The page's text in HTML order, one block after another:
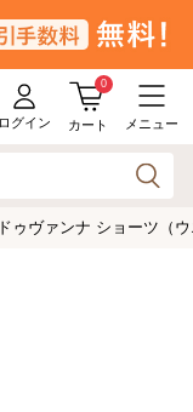
ログイン
0
カート メニュー
ドゥヴァンナ ショーツ（